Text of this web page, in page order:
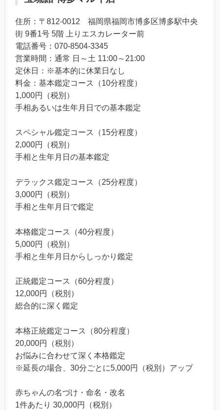
住所：〒812-0012 福岡県福岡市博多区博多駅中央
街 9番1号 5階 上りエスカレーター前
電話番号：070-8504-3345
営業時間：通常 日～土 11:00～21:00
定休日：※基本的に休業日なし
料金：基本鑑定コース（10分程度）
1,000円（税別）
手相あるいは生年月日での基本鑑定
スペシャル鑑定コース（15分程度）
2,000円（税別）
手相と生年月日の基本鑑定
デラックス鑑定コース（25分程度）
3,000円（税別）
手相と生年月日で鑑定
本格鑑定コース（40分程度）
5,000円（税別）
手相と生年月日からしっかり鑑定
正統鑑定コース（60分程度）
12,000円（税別）
総合的に深く鑑定
本格正統鑑定コース（80分程度）
20,000円（税別）
お悩みに合わせて深く本格鑑定
※延長の場合、30分ごとに5,000円（税別）アップ
赤ちゃんの名づけ・命名・改名
1件あたり 30,000円（税別）